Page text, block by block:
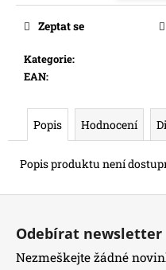
Kategorie:
EAN:
Zeptat se
Popis Hodnocení
Popis produktu není
j
e
e
ONE
PIECE
CG:
ILLUSTRATION
899
Z
Odebírat newsletter
Nezmeškejte žádné